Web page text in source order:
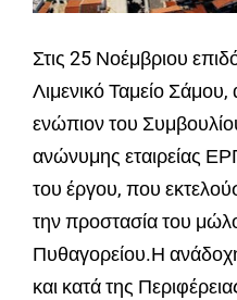
Στις 25 Νοέμβριου
Λιμενικό Ταμείο Σάμου,
ενώπιον του
ανώνυμης εταιρείας
του έργου, που
την προστασία του
Πυθαγορείου.Η ανάδοχη
και κατά της